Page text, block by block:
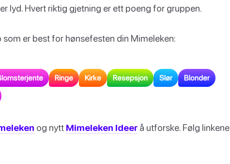
lyd. Hvert riktig gjetning er ett poeng for gruppen.
er best for hønsefesten din Mimeleken:
Ringe Kirke Resepsjon Slør Blonder
og nytt Mimeleken Ideer å utforske. Følg linkene